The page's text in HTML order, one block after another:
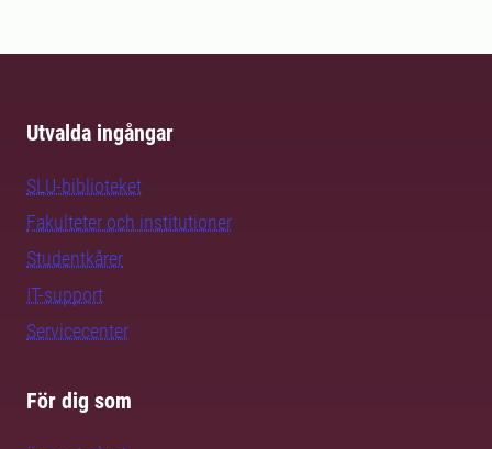
Utvalda ingångar
SLU-biblioteket
Fakulteter och institutioner
Studentkårer
IT-support
Servicecenter
För dig som